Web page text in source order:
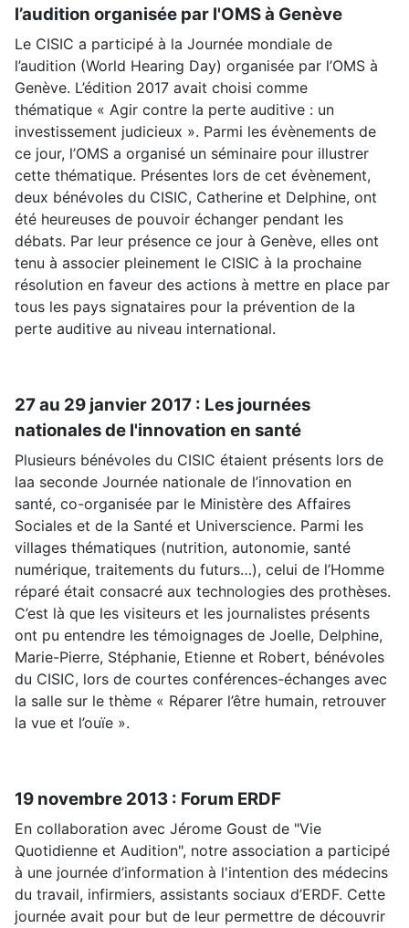
l’audition organisée par l'OMS à Genève
Le CISIC a participé à la Journée mondiale de
l’audition (World Hearing Day) organisée par l’OMS à
Genève. L’édition 2017 avait choisi comme
thématique « Agir contre la perte auditive : un
investissement judicieux ». Parmi les évènements de
ce jour, l’OMS a organisé un séminaire pour illustrer
cette thématique. Présentes lors de cet évènement,
deux bénévoles du CISIC, Catherine et Delphine, ont
été heureuses de pouvoir échanger pendant les
débats. Par leur présence ce jour à Genève, elles ont
tenu à associer pleinement le CISIC à la prochaine
résolution en faveur des actions à mettre en place par
tous les pays signataires pour la prévention de la
perte auditive au niveau international.
27 au 29 janvier 2017 : Les journées
nationales de l'innovation en santé
Plusieurs bénévoles du CISIC étaient présents lors de
laa seconde Journée nationale de l’innovation en
santé, co-organisée par le Ministère des Affaires
Sociales et de la Santé et Universcience. Parmi les
villages thématiques (nutrition, autonomie, santé
numérique, traitements du futurs…), celui de l’Homme
réparé était consacré aux technologies des prothèses.
C’est là que les visiteurs et les journalistes présents
ont pu entendre les témoignages de Joelle, Delphine,
Marie-Pierre, Stéphanie, Etienne et Robert, bénévoles
du CISIC, lors de courtes conférences-échanges avec
la salle sur le thème « Réparer l’être humain, retrouver
la vue et l’ouïe ».
19 novembre 2013 : Forum ERDF
En collaboration avec Jérome Goust de "Vie
Quotidienne et Audition", notre association a participé
à une journée d’information à l'intention des médecins
du travail, infirmiers, assistants sociaux d’ERDF. Cette
journée avait pour but de leur permettre de découvrir